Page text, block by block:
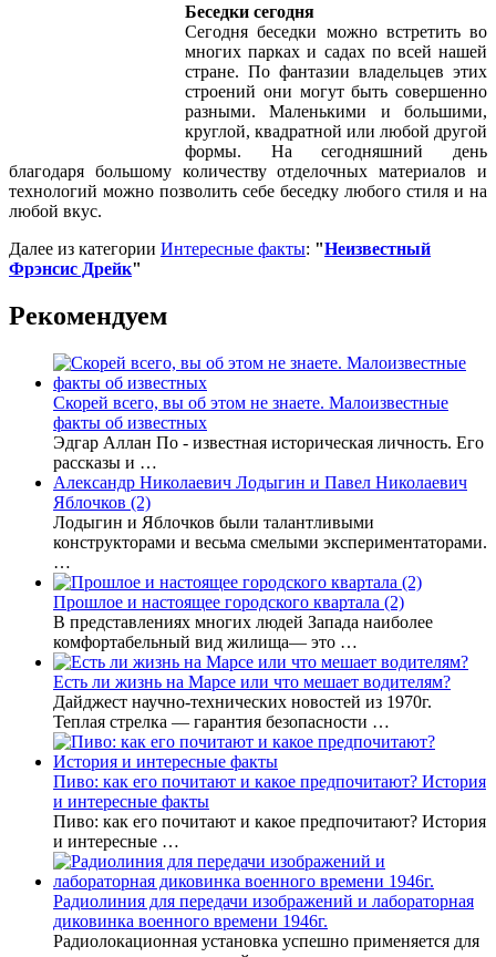
Беседки сегодня
Сегодня беседки можно встретить во
многих парках и садах по всей нашей
стране. По фантазии владельцев этих
строений они могут быть совершенно
разными. Маленькими и большими,
круглой, квадратной или любой другой
формы. На сегодняшний день
благодаря большому количеству отделочных материалов и
технологий можно позволить себе беседку любого стиля и на
любой вкус.
Далее из категории Интересные факты: "Неизвестный
Фрэнсис Дрейк"
Рекомендуем
Скорей всего, вы об этом не знаете. Малоизвестные
факты об известных
Эдгар Аллан По - известная историческая личность. Его
рассказы и …
Александр Николаевич Лодыгин и Павел Николаевич
Яблочков (2)
Лодыгин и Яблочков были талантливыми
конструкторами и весьма смелыми экспериментаторами.
…
Прошлое и настоящее городского квартала (2)
В представлениях многих людей Запада наиболее
комфортабельный вид жилища— это …
Есть ли жизнь на Марсе или что мешает водителям?
Дайджест научно-технических новостей из 1970г.
Теплая стрелка — гарантия безопасности …
Пиво: как его почитают и какое предпочитают? История
и интересные факты
Пиво: как его почитают и какое предпочитают? История
и интересные …
Радиолиния для передачи изображений и лабораторная
диковинка военного времени 1946г.
Радиолокационная установка успешно применяется для